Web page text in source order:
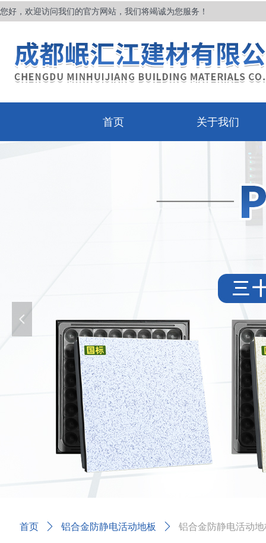
넳
首页 关于我们
您好，欢迎访问我们的官方网站，我们将竭诚为您服务！
首页 ꄲ 铝合金防静电活动地板 ꄲ 铝合金防静电活动地